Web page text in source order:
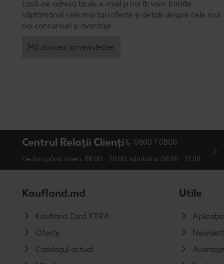
Lasă-ne adresa ta de e-mail și noi îți vom trimite
săptămânal cele mai tari oferte și detalii despre cele mai
noi concursuri și avantaje.
Mă abonez la newsletter
Centrul Relații Clienți 0800 1 0800
De luni până vineri: 08:00 - 20:00; sâmbăta: 08:00 - 17:00
Kaufland.md
Kaufland Card XTRA
Oferte
Catalogul actual
Utile
Avantaje